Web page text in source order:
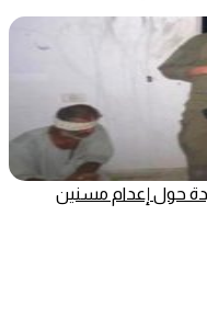
حول إعدام مسنين